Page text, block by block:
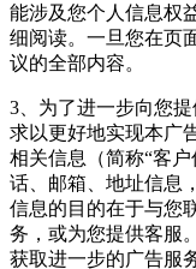
能涉及您个人信息权
细阅读。一旦您在页
议的全部内容。
3、为了进一步向您
求以更好地实现本广
相关信息（简称“客
话、邮箱、地址信息
信息的目的在于与您
务，或为您提供客服
获取进一步的广告服